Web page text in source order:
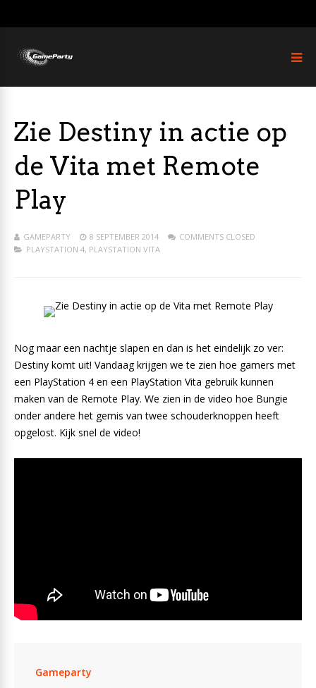
Zie Destiny in actie op
de Vita met Remote
Play
GAMEPARTY 8 SEPTEMBER 2014
COMMENTS CLOSED
PLAYSTATION 4, PLAYSTATION VITA
Nog maar een nachtje slapen en dan is het eindelijk zo ver:
Destiny komt uit! Vandaag krijgen we te zien hoe gamers met
een PlayStation 4 en een PlayStation Vita gebruik kunnen
maken van de Remote Play. We zien in de video hoe Bungie
onder andere het gemis van twee schouderknoppen heeft
opgelost. Kijk snel de video!
Gameparty